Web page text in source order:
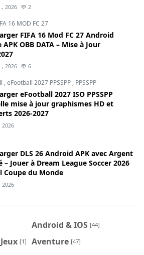
2026 2
16 MOD FC 27
FIFA 16 Mod FC 27 Android
OBB DATA – Mise à Jour
2026 6
,eFootball 2027 PPSSPP , PPSSPP
eFootball 2027 ISO PPSSPP
mise à jour graphismes HD et
2026-2027
2026
DLS 26 Android APK avec Argent
Jouer à Dream League Soccer 2026
Coupe du Monde
2026
Android & IOS [44]
[1] Aventure [47]